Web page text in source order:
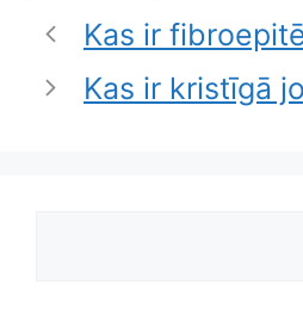
Kas ir
Kas ir kristīgā